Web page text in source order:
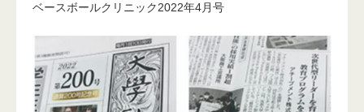
ベースボールクリニック2022年4月号